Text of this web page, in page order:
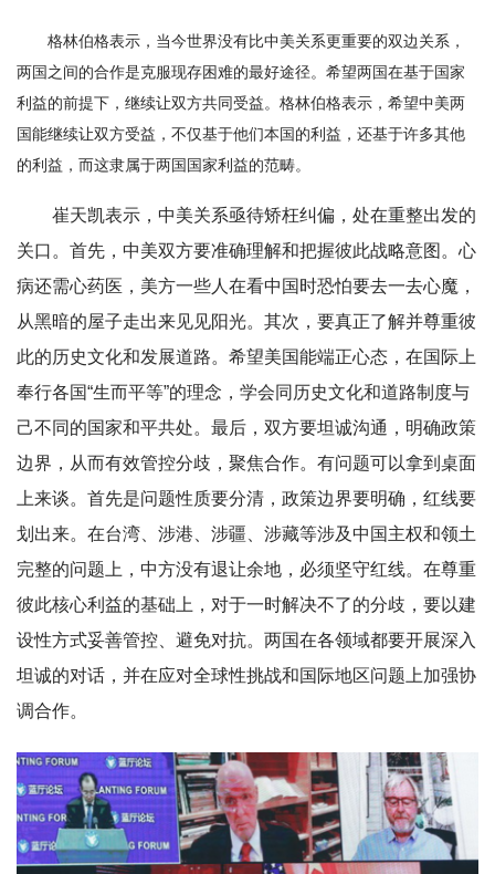
格林伯格表示，当今世界没有比中美关系更重要的双边关系，
两国之间的合作是克服现存困难的最好途径。希望两国在基于国家
利益的前提下，继续让双方共同受益。格林伯格表示，希望中美两
国能继续让双方受益，不仅基于他们本国的利益，还基于许多其他
的利益，而这隶属于两国国家利益的范畴。
崔天凯表示，中美关系亟待矫枉纠偏，处在重整出发的
关口。首先，中美双方要准确理解和把握彼此战略意图。心
病还需心药医，美方一些人在看中国时恐怕要去一去心魔，
从黑暗的屋子走出来见见阳光。其次，要真正了解并尊重彼
此的历史文化和发展道路。希望美国能端正心态，在国际上
奉行各国“生而平等”的理念，学会同历史文化和道路制度与
己不同的国家和平共处。最后，双方要坦诚沟通，明确政策
边界，从而有效管控分歧，聚焦合作。有问题可以拿到桌面
上来谈。首先是问题性质要分清，政策边界要明确，红线要
划出来。在台湾、涉港、涉疆、涉藏等涉及中国主权和领土
完整的问题上，中方没有退让余地，必须坚守红线。在尊重
彼此核心利益的基础上，对于一时解决不了的分歧，要以建
设性方式妥善管控、避免对抗。两国在各领域都要开展深入
坦诚的对话，并在应对全球性挑战和国际地区问题上加强协
调合作。